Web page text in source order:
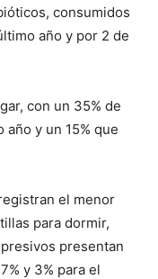
consumidos
año y por 2 de
con un 35% de
y un 15% que
el menor
para dormir,
presentan
y 3% para el